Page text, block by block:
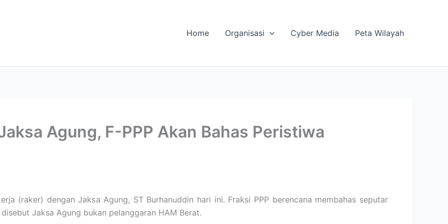
Home Organisasi Cyber Media Peta Wilayah
Agung, F-PPP Akan Bahas Peristiwa
(raker) dengan Jaksa Agung, ST Burhanuddin hari ini. Fraksi PPP berencana membahas seputar
Jaksa Agung bukan pelanggaran HAM Berat.